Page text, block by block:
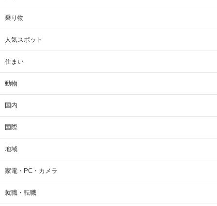
乗り物
人気スポット
住まい
動物
国内
国際
地域
家電・PC・カメラ
就職・転職